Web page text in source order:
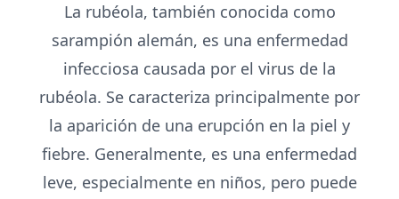
La rubéola, también conocida como
sarampión alemán, es una enfermedad
infecciosa causada por el virus de la
rubéola. Se caracteriza principalmente por
la aparición de una erupción en la piel y
fiebre. Generalmente, es una enfermedad
leve, especialmente en niños, pero puede